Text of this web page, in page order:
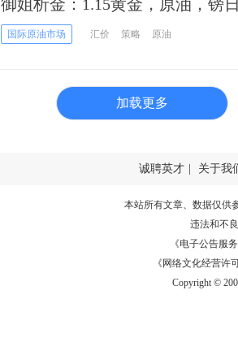
御姐析金：1.15黄金，原油，镑
国际原油市场 汇价 策略 原油
加载更多
诚聘英才 关于我
本站所有文章、数据仅供
违法和不
《电子公告服务
《网络文化经营许
Copyright ©